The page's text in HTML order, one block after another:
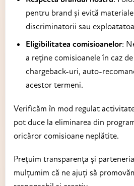
pentru brand și evită
discriminatorii sau
Eligibilitatea comisioanelor:
a reține comisioanele în caz
chargeback-uri, auto-
acestor termeni.
Verificăm în mod regulat
pot duce la eliminarea din
oricăror comisioane neplătite.
Prețuim transparența și
mulțumim că ne ajuți să